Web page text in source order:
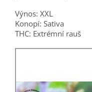
Výnos: XXL
Konopí: Sativa
THC: Extrémní rauš